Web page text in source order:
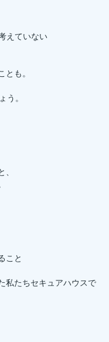
えていない
も。
う。
、
こと
私たちセキュアハウスで